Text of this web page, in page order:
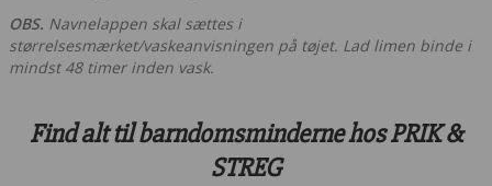
OBS. Navnelappen skal sættes i
størrelsesmærket/vaskeanvisningen på tøjet. Lad limen binde i
mindst 48 timer inden vask.
Find alt til barndomsminderne hos PRIK &
STREG